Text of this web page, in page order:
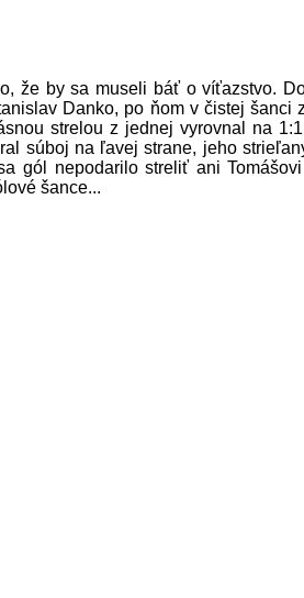
že by sa museli báť o víťazstvo.
Danko, po ňom v čistej
strelou z jednej vyrovnal na
súboj na ľavej strane, jeho
gól nepodarilo streliť ani
šance...